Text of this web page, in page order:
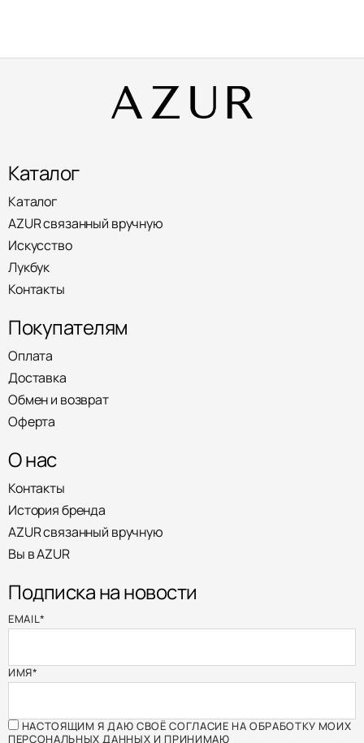
Каталог
Каталог
AZUR связанный вручную
Искусство
Лукбук
Контакты
Покупателям
Оплата
Доставка
Обмен и возврат
Оферта
О нас
Контакты
История бренда
AZUR связанный вручную
Вы в AZUR
Подписка на новости
EMAIL*
ИМЯ*
НАСТОЯЩИМ Я ДАЮ СВОЁ СОГЛАСИЕ НА ОБРАБОТКУ МОИХ
ПЕРСОНАЛЬНЫХ ДАННЫХ И ПРИНИМАЮ